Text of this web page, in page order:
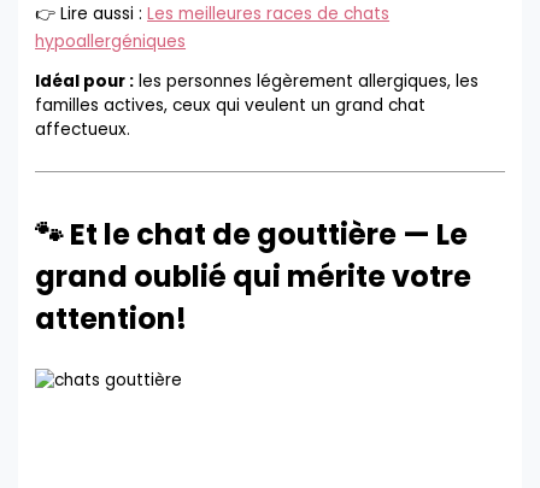
👉 Lire aussi :Les meilleures races de chats
hypoallergéniques
Idéal pour : les personnes légèrement allergiques, les
familles actives, ceux qui veulent un grand chat
affectueux.
🐾 Et le chat de gouttière — Le
grand oublié qui mérite votre
attention!